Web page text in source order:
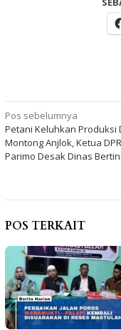
Navigasi
pos
Pos sebelumnya
Petani Keluhkan Produksi
Montong Anjlok, Ketua
Parimo Desak Dinas
POS TERKAIT